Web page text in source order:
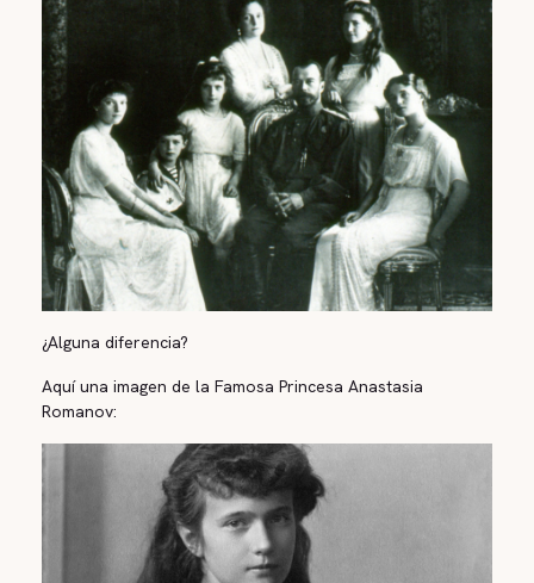
¿Alguna diferencia?
Aquí una imagen de la Famosa Princesa Anastasia
Romanov: